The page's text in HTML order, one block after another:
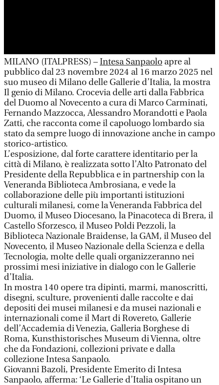
MILANO (ITALPRESS) –Intesa Sanpaolo apre al
pubblico dal 23 novembre 2024 al 16 marzo 2025 nel
suo museo di Milano delle Gallerie d’Italia, la mostra
Il genio di Milano. Crocevia delle arti dalla Fabbrica
del Duomo al Novecento a cura di Marco Carminati,
Fernando Mazzocca, Alessandro Morandotti e Paola
Zatti, che racconta come il capoluogo lombardo sia
stato da sempre luogo di innovazione anche in campo
storico-artistico.
L’esposizione, dal forte carattere identitario per la
città di Milano, è realizzata sotto l’Alto Patronato del
Presidente della Repubblica e in partnership con la
Veneranda Biblioteca Ambrosiana, e vede la
collaborazione delle più importanti istituzioni
culturali milanesi, come la Veneranda Fabbrica del
Duomo, il Museo Diocesano, la Pinacoteca di Brera, il
Castello Sforzesco, il Museo Poldi Pezzoli, la
Biblioteca Nazionale Braidense, la GAM, il Museo del
Novecento, il Museo Nazionale della Scienza e della
Tecnologia, molte delle quali organizzeranno nei
prossimi mesi iniziative in dialogo con le Gallerie
d’Italia.
In mostra 140 opere tra dipinti, marmi, manoscritti,
disegni, sculture, provenienti dalle raccolte e dai
depositi dei musei milanesi e da musei nazionali e
internazionali come il Mart di Rovereto, Gallerie
dell’Accademia di Venezia, Galleria Borghese di
Roma, Kunsthistorisches Museum di Vienna, oltre
che da Fondazioni, collezioni private e dalla
collezione Intesa Sanpaolo.
Giovanni Bazoli, Presidente Emerito di Intesa
Sanpaolo, afferma: ‘Le Gallerie d’Italia ospitano un